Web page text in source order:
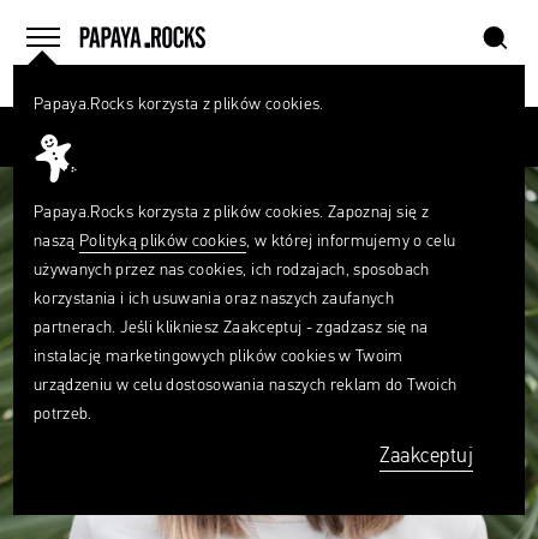
menu
home szukaj
Papaya.Rocks korzysta z plików cookies.
Papaya.Rocks korzysta z plików cookies. Zapoznaj się z
naszą Polityką plików cookies, w której informujemy o celu
używanych przez nas cookies, ich rodzajach, sposobach
korzystania i ich usuwania oraz naszych zaufanych
partnerach. Jeśli klikniesz Zaakceptuj - zgadzasz się na
instalację marketingowych plików cookies w Twoim
urządzeniu w celu dostosowania naszych reklam do Twoich
potrzeb.
Zaakceptuj
Czego
szukasz?